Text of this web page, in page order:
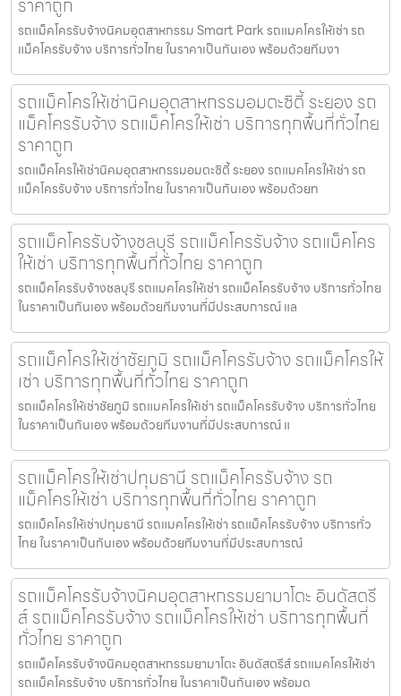
รถแม็คโครรับจ้างนิคมอุตสาหกรรม Smart Park รถแมคโครให้เช่า รถ
แม็คโครรับจ้าง บริการทั่วไทย ในราคาเป็นกันเอง พร้อมด้วยทีมงา
รถแม็คโครให้เช่านิคมอุตสาหกรรมอมตะซิตี้ ระยอง รถ
แม็คโครรับจ้าง รถแม็คโครให้เช่า บริการทุกพื้นที่ทั่วไทย
ราคาถูก
รถแม็คโครให้เช่านิคมอุตสาหกรรมอมตะซิตี้ ระยอง รถแมคโครให้เช่า รถ
แม็คโครรับจ้าง บริการทั่วไทย ในราคาเป็นกันเอง พร้อมด้วยท
รถแม็คโครรับจ้างชลบุรี รถแม็คโครรับจ้าง รถแม็คโคร
ให้เช่า บริการทุกพื้นที่ทั่วไทย ราคาถูก
รถแม็คโครรับจ้างชลบุรี รถแมคโครให้เช่า รถแม็คโครรับจ้าง บริการทั่วไทย
ในราคาเป็นกันเอง พร้อมด้วยทีมงานที่มีประสบการณ์ แล
รถแม็คโครให้เช่าชัยภูมิ รถแม็คโครรับจ้าง รถแม็คโครให้
เช่า บริการทุกพื้นที่ทั่วไทย ราคาถูก
รถแม็คโครให้เช่าชัยภูมิ รถแมคโครให้เช่า รถแม็คโครรับจ้าง บริการทั่วไทย
ในราคาเป็นกันเอง พร้อมด้วยทีมงานที่มีประสบการณ์ แ
รถแม็คโครให้เช่าปทุมธานี รถแม็คโครรับจ้าง รถ
แม็คโครให้เช่า บริการทุกพื้นที่ทั่วไทย ราคาถูก
รถแม็คโครให้เช่าปทุมธานี รถแมคโครให้เช่า รถแม็คโครรับจ้าง บริการทั่ว
ไทย ในราคาเป็นกันเอง พร้อมด้วยทีมงานที่มีประสบการณ์
รถแม็คโครรับจ้างนิคมอุตสาหกรรมยามาโตะ อินดัสตรี
ส์ รถแม็คโครรับจ้าง รถแม็คโครให้เช่า บริการทุกพื้นที่
ทั่วไทย ราคาถูก
รถแม็คโครรับจ้างนิคมอุตสาหกรรมยามาโตะ อินดัสตรีส์ รถแมคโครให้เช่า
รถแม็คโครรับจ้าง บริการทั่วไทย ในราคาเป็นกันเอง พร้อมด